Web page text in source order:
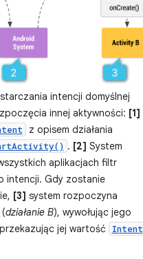
intencji domyślnej
innej aktywności: [1]
z opisem działania
. [2] System
aplikacjach filtr
intencji. Gdy zostanie
[3] system rozpoczyna
działanie B), wywołując jego
jej wartość Intent